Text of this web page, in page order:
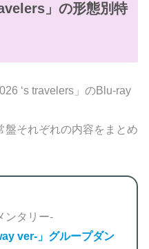
」の形態別特
‘s travelers」のBlu-ray
盤それぞれの内容をまとめ
ンタリー-
ver-」グループダン